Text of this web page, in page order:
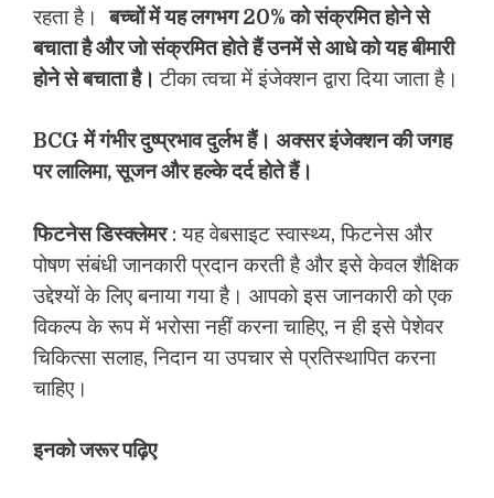
रहता है।बच्चों में यह लगभग 20% को संक्रमित होने से
बचाता है और जो संक्रमित होते हैं उनमें से आधे को यह बीमारी
होने से बचाता है।टीका त्वचा में इंजेक्शन द्वारा दिया जाता है।
BCG में गंभीर दुष्प्रभाव दुर्लभ हैं। अक्सर इंजेक्शन की जगह
पर लालिमा, सूजन और हल्के दर्द होते हैं।
फिटनेस डिस्क्लेमर: यह वेबसाइट स्वास्थ्य, फिटनेस और
पोषण संबंधी जानकारी प्रदान करती है और इसे केवल शैक्षिक
उद्देश्यों के लिए बनाया गया है। आपको इस जानकारी को एक
विकल्प के रूप में भरोसा नहीं करना चाहिए, न ही इसे पेशेवर
चिकित्सा सलाह, निदान या उपचार से प्रतिस्थापित करना
चाहिए।
इनको जरूर पढ़िए